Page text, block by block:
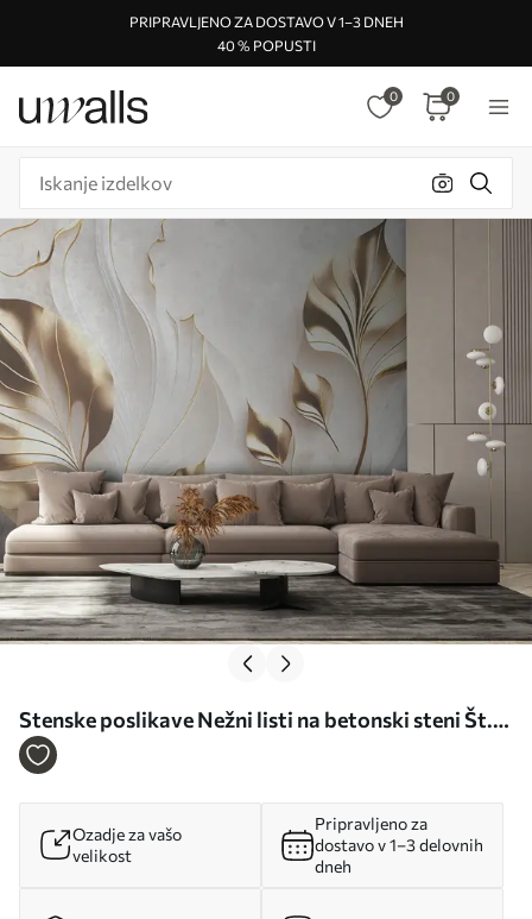
PRIPRAVLJENO ZA DOSTAVO V 1–3 DNEH
40 % POPUSTI
0 0
Stenske poslikave Nežni listi na betonski steni Št.
u94010
Ozadje za vašo
velikost
Pripravljeno za
dostavo v 1–3 delovnih
dneh